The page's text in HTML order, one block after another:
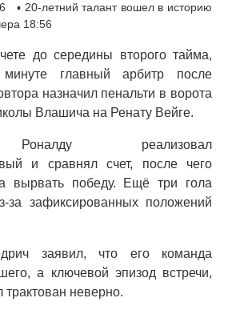
▪ 20-летний талант вошел в историю
18:56
до середины второго тайма,
главный арбитр после
назначил пенальти в ворота
Влашича на Ренату Вейге.
реализовал
и сравнял счет, после чего
вырвать победу. Ещё три гола
за зафиксированных положений
заявил, что его команда
а ключевой эпизод встречи,
неверно.